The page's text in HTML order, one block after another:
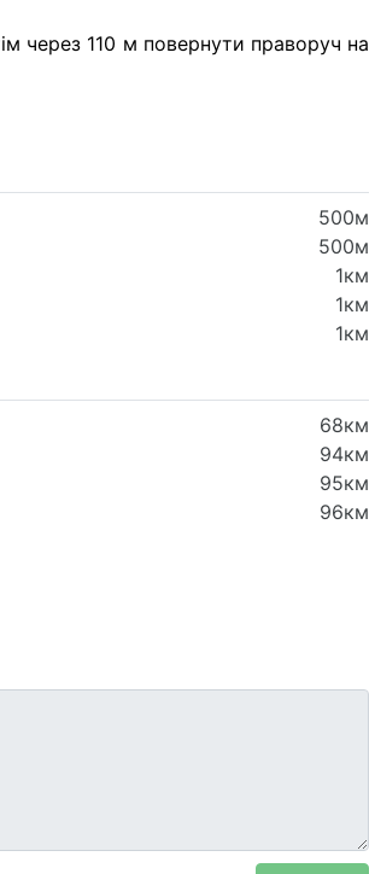
через 110 м повернути праворуч на
500м
500м
1км
1км
1км
68км
94км
95км
96км